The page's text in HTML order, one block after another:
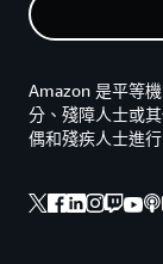
Amazon 是平等
分、殘障人士或
偶和殘疾人士進行